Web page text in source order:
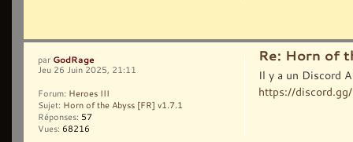
Re: Horn of
Il y a un Discord
https://
par GodRage
Jeu 26 Juin 2025, 21:11
Forum: Heroes III
Sujet: Horn of the Abyss [FR] v1.7.1
Réponses: 57
Vues: 68216